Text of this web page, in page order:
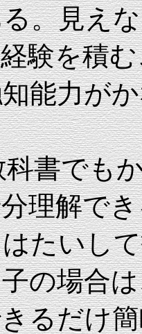
。見え
験を積
能力が
書でもか
理解で
たいし
の場合
るだけ